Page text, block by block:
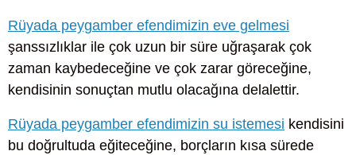
Rüyada peygamber efendimizin eve gelmesi
şanssızlıklar ile çok uzun bir süre uğraşarak çok
zaman kaybedeceğine ve çok zarar göreceğine,
kendisinin sonuçtan mutlu olacağına delalettir.
Rüyada peygamber efendimizin su istemesi kendisini
bu doğrultuda eğiteceğine, borçların kısa sürede